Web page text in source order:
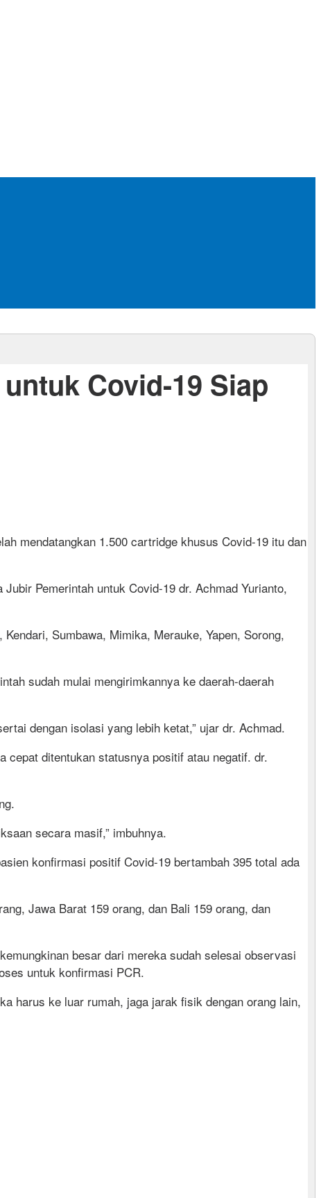
Covid-19 Siap
mendatangkan 1.500 cartridge khusus Covid-19 itu dan
Pemerintah untuk Covid-19 dr. Achmad Yurianto,
Sumbawa, Mimika, Merauke, Yapen, Sorong,
sudah mulai mengirimkannya ke daerah-daerah
dengan isolasi yang lebih ketat,” ujar dr. Achmad.
cepat ditentukan statusnya positif atau negatif. dr.
secara masif,” imbuhnya.
konfirmasi positif Covid-19 bertambah 395 total ada
Jawa Barat 159 orang, dan Bali 159 orang, dan
besar dari mereka sudah selesai observasi
untuk konfirmasi PCR.
harus ke luar rumah, jaga jarak fisik dengan orang lain,